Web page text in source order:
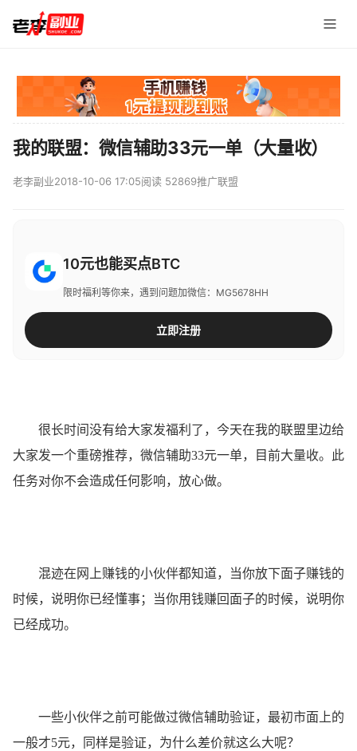
我的联盟：微信辅助33元一单（大量收）
老李副业2018-10-06 17:05阅读 52869推广联盟
10元也能买点BTC
限时福利等你来，遇到问题加微信：MG5678HH
立即注册
很长时间没有给大家发福利了，今天在我的联盟里边给
大家发一个重磅推荐，微信辅助33元一单，目前大量收。此
任务对你不会造成任何影响，放心做。
混迹在网上赚钱的小伙伴都知道，当你放下面子赚钱的
时候，说明你已经懂事；当你用钱赚回面子的时候，说明你
已经成功。
一些小伙伴之前可能做过微信辅助验证，最初市面上的
一般才5元，同样是验证，为什么差价就这么大呢？